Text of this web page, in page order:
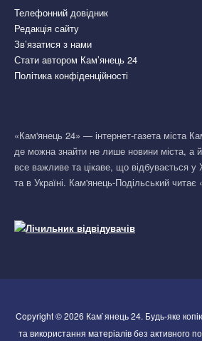
Телефонний довідник
Редакція сайту
Зв’язатися з нами
Стати автором Кам’янець 24
Політика конфіденційності
«Кам'янець 24» — інтернет-газета міста
де можна знайти не лише новини міста, а
все важливе та цікаве, що відбувається у
та в Україні. Кам'янець-Подільський
Copyright © 2026 Кам`янець 24. Будь-яке
та використання матеріалів без активного